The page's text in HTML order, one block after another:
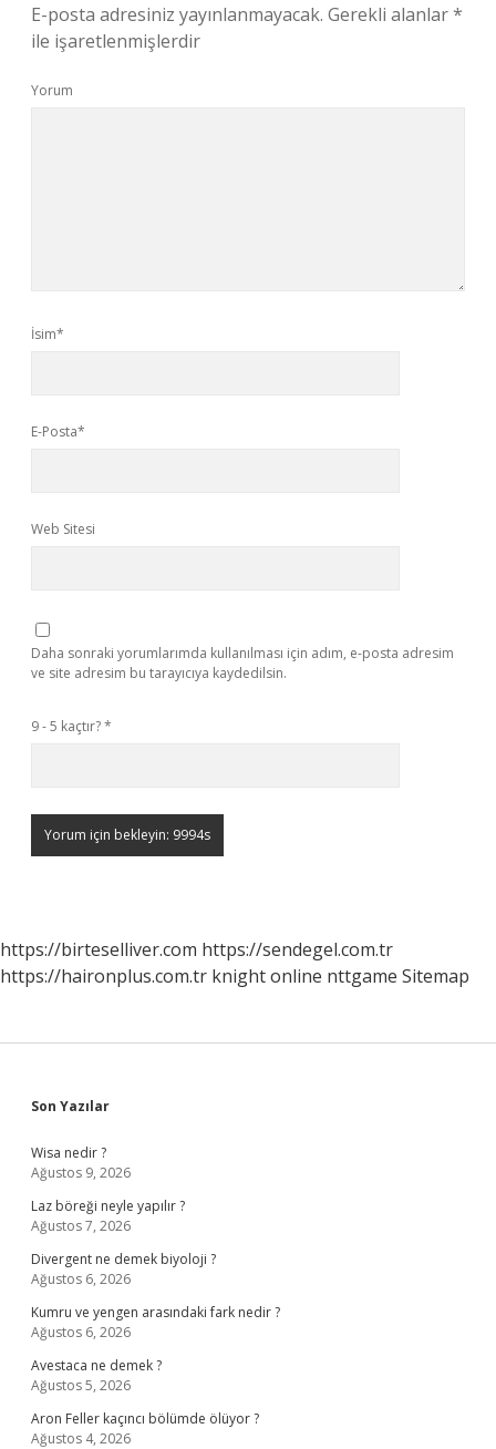
E-posta adresiniz yayınlanmayacak. Gerekli alanlar*
ile işaretlenmişlerdir
Yorum
İsim*
E-Posta*
Web Sitesi
Daha sonraki yorumlarımda kullanılması için adım, e-posta adresim
ve site adresim bu tarayıcıya kaydedilsin.
9 - 5 kaçtır?*
https://birteselliver.com https://sendegel.com.tr
https://haironplus.com.tr knight online nttgame Sitemap
Sidebar
Son Yazılar
Wisa nedir ?
Ağustos 9, 2026
Laz böreği neyle yapılır ?
Ağustos 7, 2026
Divergent ne demek biyoloji ?
Ağustos 6, 2026
Kumru ve yengen arasındaki fark nedir ?
Ağustos 6, 2026
Avestaca ne demek ?
Ağustos 5, 2026
Aron Feller kaçıncı bölümde ölüyor ?
Ağustos 4, 2026